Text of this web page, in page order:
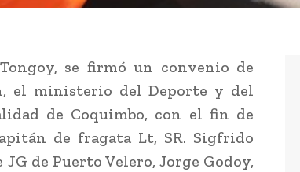
se firmó un convenio de
el ministerio del Deporte y del
de Coquimbo, con el fin de
de fragata Lt, SR. Sigfrido
de Puerto Velero, Jorge Godoy,